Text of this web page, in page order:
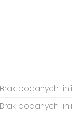
Brak podanych linii
Brak podanych linii